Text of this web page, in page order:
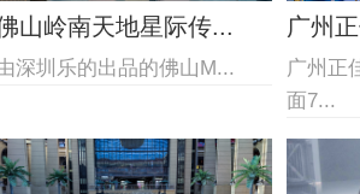
山岭南天地星际传...
深圳乐的出品的佛山M...
广州
广州正
面7...